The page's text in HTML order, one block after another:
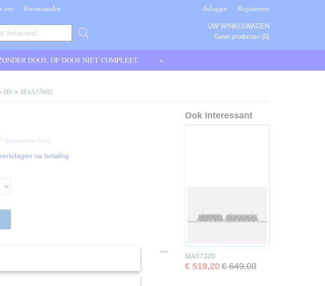
ons Voorwaarden Inloggen Registreren
UW WINKELWAGEN
Geen producten (0)
DOOS, OF DOOS NIET COMPLEET. +
H0 > MAA37682
(inclusief btw 21%)
na betaling
Ook interessant
MA37320
€ 519,20 € 649,00